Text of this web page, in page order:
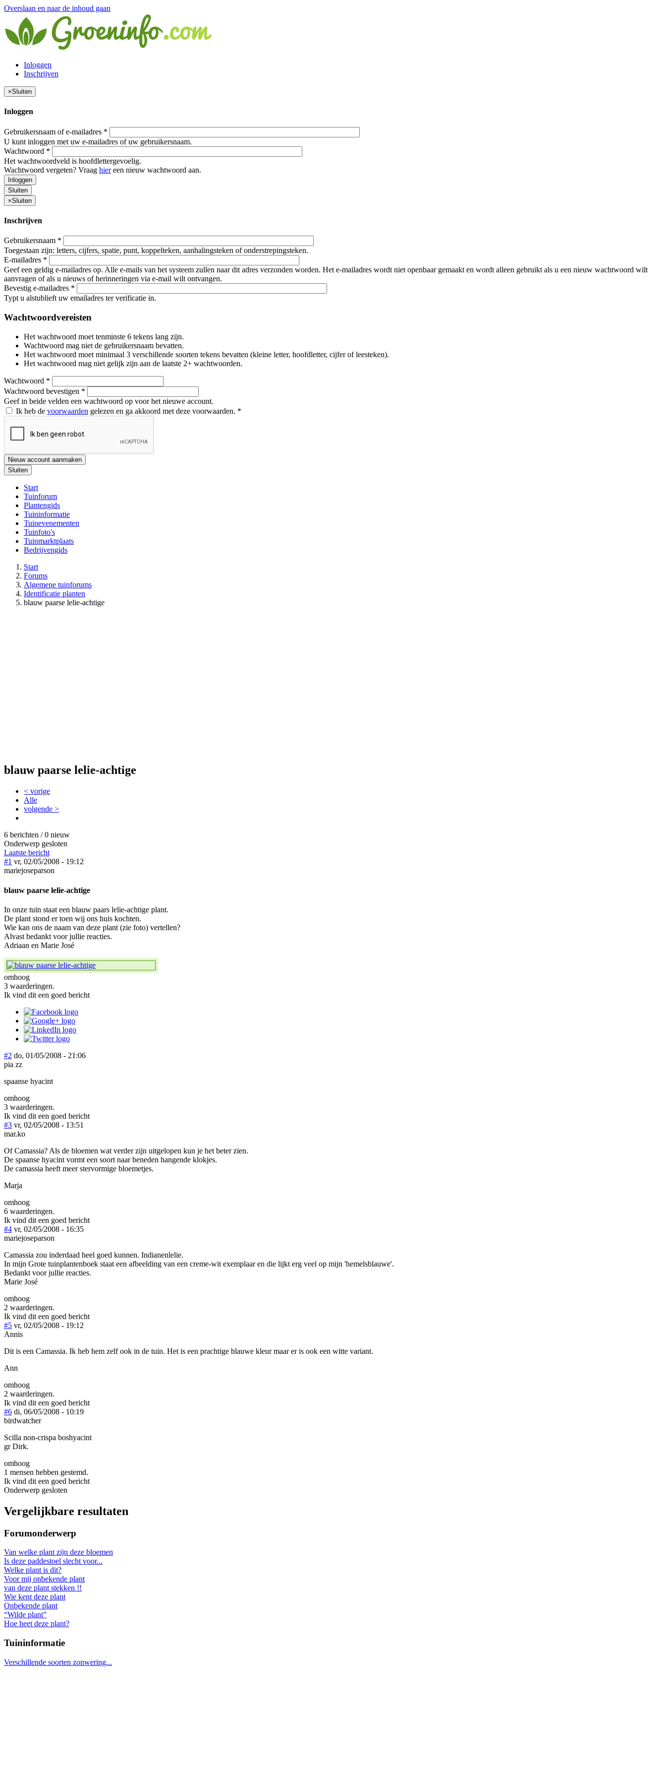
Overslaan en naar de inhoud gaan
Inloggen
Inschrijven
×Sluiten
Inloggen
Gebruikersnaam of e-mailadres *
U kunt inloggen met uw e-mailadres of uw gebruikersnaam.
Wachtwoord *
Het wachtwoordveld is hoofdlettergevoelig.
Wachtwoord vergeten? Vraag hiereen nieuw wachtwoord aan.
Inloggen
Sluiten
×Sluiten
Inschrijven
Gebruikersnaam *
Toegestaan zijn: letters, cijfers, spatie, punt, koppelteken, aanhalingsteken of onderstrepingsteken.
E-mailadres *
Geef een geldig e-mailadres op. Alle e-mails van het systeem zullen naar dit adres verzonden worden. Het e-mailadres wordt niet openbaar gemaakt en wordt alleen gebruikt als u een nieuw wachtwoord wilt
aanvragen of als u nieuws of herinneringen via e-mail wilt ontvangen.
Bevestig e-mailadres *
Typt u alstublieft uw emailadres ter verificatie in.
Wachtwoordvereisten
Het wachtwoord moet tenminste 6 tekens lang zijn.
Wachtwoord mag niet de gebruikersnaam bevatten.
Het wachtwoord moet minimaal 3 verschillende soorten tekens bevatten (kleine letter, hoofdletter, cijfer of leesteken).
Het wachtwoord mag niet gelijk zijn aan de laatste 2+ wachtwoorden.
Wachtwoord *
Wachtwoord bevestigen *
Geef in beide velden een wachtwoord op voor het nieuwe account.
Ik heb de voorwaarden gelezen en ga akkoord met deze voorwaarden. *
Nieuw account aanmaken
Sluiten
Start
Tuinforum
Plantengids
Tuininformatie
Tuinevenementen
Tuinfoto's
Tuinmarktplaats
Bedrijvengids
Start
Forums
Algemene tuinforums
Identificatie planten
blauw paarse lelie-achtige
blauw paarse lelie-achtige
< vorige
Alle
volgende >
6 berichten / 0 nieuw
Onderwerp gesloten
Laatste bericht
#1 vr, 02/05/2008 - 19:12
mariejoseparson
blauw paarse lelie-achtige
In onze tuin staat een blauw paars lelie-achtige plant.
De plant stond er toen wij ons huis kochten.
Wie kan ons de naam van deze plant (zie foto) vertellen?
Alvast bedankt voor jullie reacties.
Adriaan en Marie José
omhoog
3 waarderingen.
Ik vind dit een goed bericht
#2 do, 01/05/2008 - 21:06
pia zz
spaanse hyacint
omhoog
3 waarderingen.
Ik vind dit een goed bericht
#3 vr, 02/05/2008 - 13:51
mar.ko
Of Camassia? Als de bloemen wat verder zijn uitgelopen kun je het beter zien.
De spaanse hyacint vormt een soort naar beneden hangende klokjes.
De camassia heeft meer stervormige bloemetjes.
Marja
omhoog
6 waarderingen.
Ik vind dit een goed bericht
#4 vr, 02/05/2008 - 16:35
mariejoseparson
Camassia zou inderdaad heel goed kunnen. Indianenlelie.
In mijn Grote tuinplantenboek staat een afbeelding van een creme-wit exemplaar en die lijkt erg veel op mijn 'hemelsblauwe'.
Bedankt voor jullie reacties.
Marie José
omhoog
2 waarderingen.
Ik vind dit een goed bericht
#5 vr, 02/05/2008 - 19:12
Annis
Dit is een Camassia. Ik heb hem zelf ook in de tuin. Het is een prachtige blauwe kleur maar er is ook een witte variant.
Ann
omhoog
2 waarderingen.
Ik vind dit een goed bericht
#6 di, 06/05/2008 - 10:19
birdwatcher
Scilla non-crispa boshyacint
gr Dirk.
omhoog
1 mensen hebben gestemd.
Ik vind dit een goed bericht
Onderwerp gesloten
Vergelijkbare resultaten
Forumonderwerp
Van welke plant zijn deze bloemen
Is deze paddestoel slecht voor...
Welke plant is dit?
Voor mij onbekende plant
van deze plant stekken !!
Wie kent deze plant
Onbekende plant
“Wilde plant”
Hoe heet deze plant?
Tuininformatie
Verschillende soorten zonwering...